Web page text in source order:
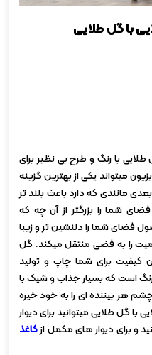
با گل طلایی
با رنگ و طرح بی نظیر برای
میتواند یکی از بهترین گزینه
مانندی که دارد باعث بلند تر
شما را بزرگتر از آن چه که
فضای شما را دلنشین تر و زیبا
را به فضی منتقل میکند. گل
کیفیت برای شما چاپ و تولید
است که بسیار جذاب و شیک با
هر بیننده ای را به خود خیره
با گل طلایی میتوانید برای دیوار
و برای دیوار های مکمل ازکاغذ